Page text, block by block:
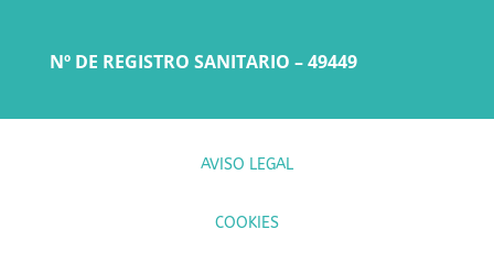
Nº DE REGISTRO SANITARIO – 49449
AVISO LEGAL
COOKIES